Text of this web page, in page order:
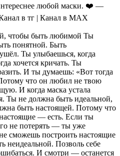
любой маски. ❤️ —
в тг | Канал в МАХ
чтобы быть любимой Ты
понятной. Быть
Ты улыбаешься, когда
хочется кричать. Ты
И ты думаешь: «Вот тогда
что он любил не твою
И когда маска устала
Ты не должна быть идеальной,
быть настоящей. Потому что
— есть. Если ты
не потерять — ты уже
сможешь построить настоящие
неидеальной. Позволь себе
И смотри — останется